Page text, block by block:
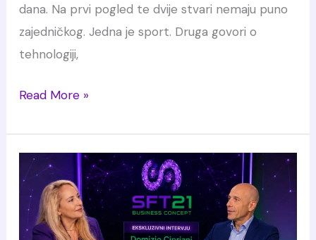
dana. Na prvi pogled te dvije stvari nemaju puno
zajedničkog. Jedna je sport. Druga govori o
tehnologiji,
Intervju
princom
Kevinom
Nyerereom:
tehnologija,
poduzetništvo
Read More »